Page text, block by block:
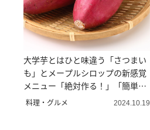
大学芋とはひと味違う「さつまい
も」とメープルシロップの新感覚
メニュー「絶対作る！」「簡単で
おいしい」
料理・グルメ 2024.10.19